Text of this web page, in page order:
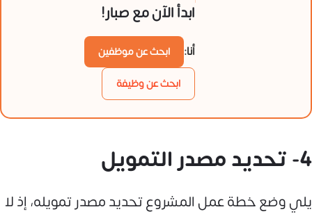
ابدأ الآن مع صبار!
أنا:
ابحث عن موظفين
ابحث عن وظيفة
4- تحديد مصدر التمويل
يلي وضع خطة عمل المشروع تحديد مصدر تمويله، إذ لا